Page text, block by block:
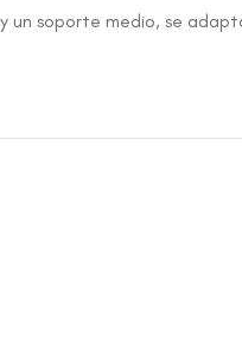
soporte medio, se